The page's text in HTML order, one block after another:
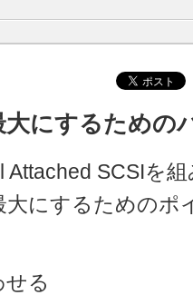
にするための
SCSIを
にするためのポ
る